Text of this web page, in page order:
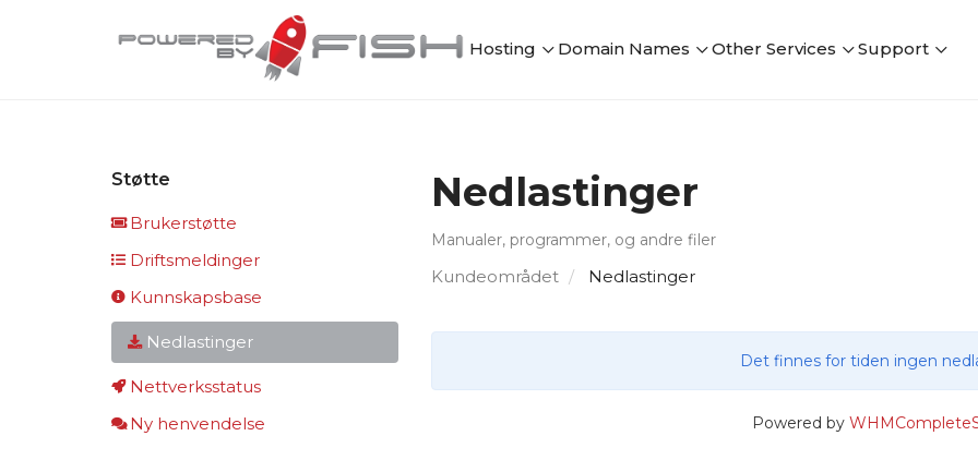
Hosting Domain Names Other Services Support
Støtte
Brukerstøtte
Driftsmeldinger
Kunnskapsbase
Nedlastinger
Nettverksstatus
Ny henvendelse
Nedlastinger
Manualer, programmer, og andre filer
Kundeområdet Nedlastinger
Det finnes for tiden ingen
Powered by